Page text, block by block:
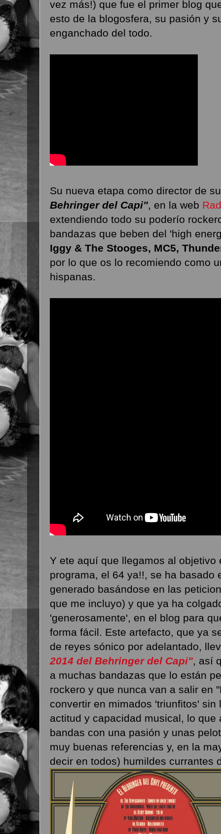
vez más!) que fue el primer blog
esto de la blogosfera, su pasión y
enganchado del todo.
Su nueva etapa como director de
Behringer del Capi", en la web
extendiendo todo su poderío
bandazas que beben del 'high
Iggy & The Stooges, MC5,
por lo que os lo recomiendo como
hispanas.
Y ete aquí que llegamos al objetivo
programa, el 64 ya!!, se ha basado
generado basándose en las
que me incluyo) y que ya ha
'generosamente', en el blog para
forma fácil. Este artefacto, que ya
de reyes sónico por adelantado,
2014 del Behringer del Capi", así
a muchas bandazas que lo están
rockero y que nunca van a salir en
convertir en mimados 'triunfitos'
actitud y capacidad musical, lo que
bandas con una pasión y unas
muy buenas referencias y, en la
decir en todos) humildes currantes